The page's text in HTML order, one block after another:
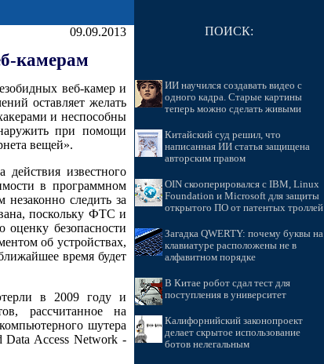
09.09.2013
камерам
веб-камер и
оставляет желать
и неспособны
при помощи
вещей».
действия известного
в программном
следить за
поскольку ФТС и
оценку безопасности
об устройствах,
время будет
в 2009 году и
рассчитанное на
шутера
Data Access Network -
ПОИСК:
ИИ научился создавать видео с
одного кадра. Старые картины
теперь можно сделать живыми
Китайский суд решил, что
написанная ИИ статья защищена
авторским правом
OIN скооперировался с IBM, Linux
Foundation и Microsoft для защиты
открытого ПО от патентых троллей
Загадка QWERTY: почему буквы на
клавиатуре расположены не в
алфавитном порядке
В Китае робот сдал тест для
поступления в университет
Калифорнийский законопроект
делает скрытое использование
ботов нелегальным